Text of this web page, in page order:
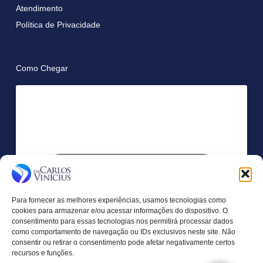
Para fornecer as melhores experiências, usamos tecnologias como
cookies para armazenar e/ou acessar informações do dispositivo. O
consentimento para essas tecnologias nos permitirá processar dados
como comportamento de navegação ou IDs exclusivos neste site. Não
consentir ou retirar o consentimento pode afetar negativamente certos
recursos e funções.
Atendimento
Política de Privacidade
Como Chegar
Clique para aceitar os cookies marketing e